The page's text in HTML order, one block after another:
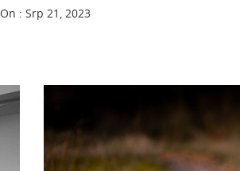
On : Srp 21, 2023